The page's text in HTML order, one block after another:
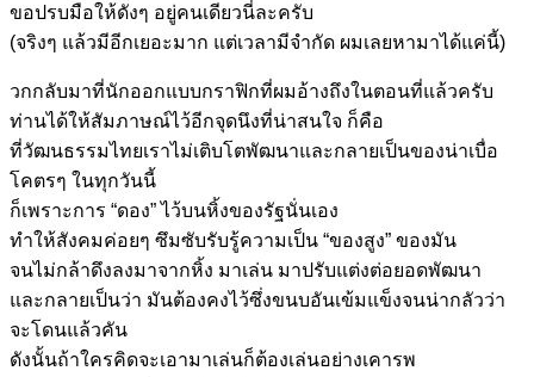
ขอปรบมือให้ดังๆ อยู่คนเดียวนี่ละครับ
(จริงๆ แล้วมีอีกเยอะมาก แต่เวลามีจำกัด ผมเลยหามาได้แค่นี้)
วกกลับมาที่นักออกแบบกราฟิกที่ผมอ้างถึงในตอนที่แล้วครับ
ท่านได้ให้สัมภาษณ์ไว้อีกจุดนึงที่น่าสนใจ ก็คือ
ที่วัฒนธรรมไทยเราไม่เติบโตพัฒนาและกลายเป็นของน่าเบื่อ
โคตรๆ ในทุกวันนี้
ก็เพราะการ “ดอง” ไว้บนหิ้งของรัฐนั่นเอง
ทำให้สังคมค่อยๆ ซึมซับรับรู้ความเป็น “ของสูง” ของมัน
จนไม่กล้าดึงลงมาจากหิ้ง มาเล่น มาปรับแต่งต่อยอดพัฒนา
และกลายเป็นว่า มันต้องคงไว้ซึ่งขนบอันเข้มแข็งจนน่ากลัวว่า
จะโดนแล้วคัน
ดังนั้นถ้าใครคิดจะเอามาเล่นก็ต้องเล่นอย่างเคารพ